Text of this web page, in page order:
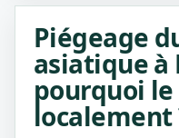
Piégeage
asiatique à
pourquoi
localement